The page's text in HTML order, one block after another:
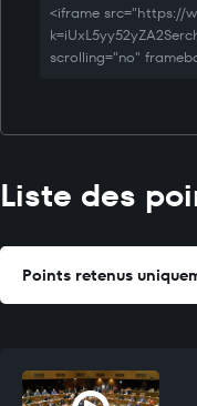
<iframe src="https://
scrolling="no"
Liste des
Points retenus